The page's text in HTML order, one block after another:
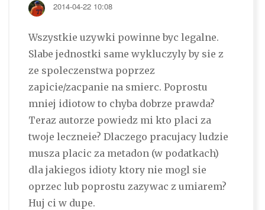
2014-04-22 10:08
Wszystkie uzywki powinne byc legalne.
Slabe jednostki same wykluczyly by sie z
ze spoleczenstwa poprzez
zapicie/zacpanie na smierc. Poprostu
mniej idiotow to chyba dobrze prawda?
Teraz autorze powiedz mi kto placi za
twoje leczneie? Dlaczego pracujacy ludzie
musza placic za metadon (w podatkach)
dla jakiegos idioty ktory nie mogl sie
oprzec lub poprostu zazywac z umiarem?
Huj ci w dupe.